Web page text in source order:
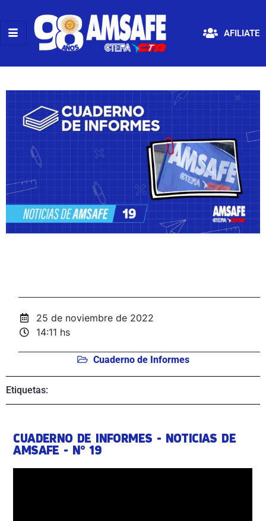
AFILIATE
25 de noviembre de 2022
14:11 hs
Cuaderno de Informes
Etiquetas:
CUADERNO DE INFORMES - NOTICIAS DE
AMSAFE - N° 19